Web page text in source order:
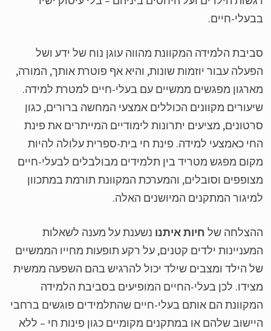
חיים.
הלמידה המקוונת מהווה עוגן נוח של ידע ושל
עבור יוזמות שונות, והיא אף פוטרת אותך, המורה,
מפגשים ממשיים עם בעלי-חיים למטרת למידה.
מקוונים הכוללים אמצעי המחשה ברורים, כגון
מציעים יתרונות לימודיים המייתרים את פינת
כאמצעי למידה. פינת חי בית-ספרית עלולה להיות
מפגש מטריד בין תלמידים מבולבלים לבעלי-חיים
וסובלים, והמערכת המקוונת תורמת במתכוון
המתקנים המיושנים האלה.
שלחיות איתנונשענת על מענה לשאלות
ילדים קטנים, על רקע תופעות מחייו הממשיים
הילד ומצבים שילד יכול להרגיש בהם השפעה ממשית
לכן בעלי-החיים המופיעים בסביבת הלמידה
הם אותם בעלי-חיים שהתלמידים פוגשים ברחבי
שלהם או במתקנים מקומיים כגון פינות חי – ללא